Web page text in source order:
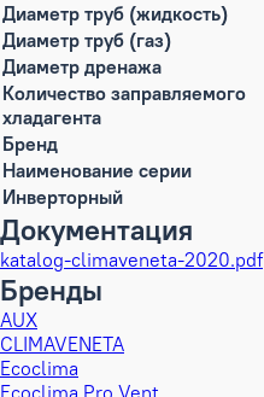
Диаметр труб (жидкость)
Диаметр труб (газ)
Диаметр дренажа
Количество заправляемого
хладагента
Бренд
Наименование серии
Инверторный
Документация
katalog-climaveneta-2020.pdf
Бренды
AUX
CLIMAVENETA
Ecoclima
Ecoclima Pro Vent